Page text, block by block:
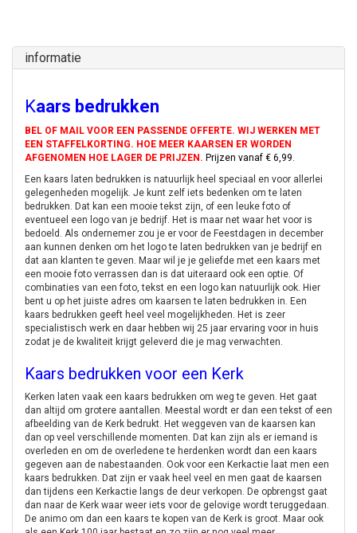
informatie
Kaars bedrukken
BEL OF MAIL VOOR EEN PASSENDE OFFERTE. WIJ WERKEN MET
EEN STAFFELKORTING. HOE MEER KAARSEN ER WORDEN
AFGENOMEN HOE LAGER DE PRIJZEN. Prijzen vanaf € 6,99.
Een kaars laten bedrukken is natuurlijk heel speciaal en voor allerlei
gelegenheden mogelijk. Je kunt zelf iets bedenken om te laten
bedrukken. Dat kan een mooie tekst zijn, of een leuke foto of
eventueel een logo van je bedrijf. Het is maar net waar het voor is
bedoeld. Als ondernemer zou je er voor de Feestdagen in december
aan kunnen denken om het logo te laten bedrukken van je bedrijf en
dat aan klanten te geven. Maar wil je je geliefde met een kaars met
een mooie foto verrassen dan is dat uiteraard ook een optie. Of
combinaties van een foto, tekst en een logo kan natuurlijk ook. Hier
bent u op het juiste adres om kaarsen te laten bedrukken in. Een
kaars bedrukken geeft heel veel mogelijkheden. Het is zeer
specialistisch werk en daar hebben wij 25 jaar ervaring voor in huis
zodat je de kwaliteit krijgt geleverd die je mag verwachten.
Kaars bedrukken voor een Kerk
Kerken laten vaak een kaars bedrukken om weg te geven. Het gaat
dan altijd om grotere aantallen. Meestal wordt er dan een tekst of een
afbeelding van de Kerk bedrukt. Het weggeven van de kaarsen kan
dan op veel verschillende momenten. Dat kan zijn als er iemand is
overleden en om de overledene te herdenken wordt dan een kaars
gegeven aan de nabestaanden. Ook voor een Kerkactie laat men een
kaars bedrukken. Dat zijn er vaak heel veel en men gaat de kaarsen
dan tijdens een Kerkactie langs de deur verkopen. De opbrengst gaat
dan naar de Kerk waar weer iets voor de gelovige wordt teruggedaan.
De animo om dan een kaars te kopen van de Kerk is groot. Maar ook